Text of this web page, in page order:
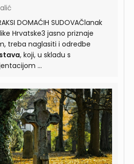
DOMAĆIH SUDOVAČlanak
Hrvatske3 jasno priznaje
, koji, u skladu s
kapitalističkom orijentacijom ...